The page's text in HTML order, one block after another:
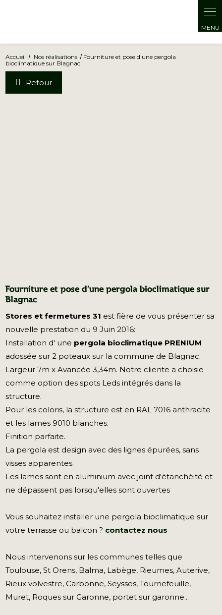
Accueil Nos réalisations
Fourniture et pose d'une pergola
bioclimatique sur Blagnac
Retour
Fourniture et pose d'une pergola bioclimatique sur
Blagnac
Stores et fermetures 31 est fière de vous présenter sa
nouvelle prestation du 9 Juin 2016:
Installation d' une pergola bioclimatique PRENIUM
adossée sur 2 poteaux sur la commune de Blagnac.
Largeur 7m x Avancée 3,34m. Notre cliente a choisie
comme option des spots Leds intégrés dans la
structure.
Pour les coloris, la structure est en RAL 7016 anthracite
et les lames 9010 blanches.
Finition parfaite.
La pergola est design avec des lignes épurées, sans
visses apparentes.
Les lames sont en aluminium avec joint d'étanchéité et
ne dépassent pas lorsqu'elles sont ouvertes
Vous souhaitez installer une pergola bioclimatique sur
votre terrasse ou balcon ? contactez nous
Nous intervenons sur les communes telles que
Toulouse, St Orens, Balma, Labège, Rieumes, Auterive,
Rieux volvestre, Carbonne, Seysses, Tournefeuille,
Muret, Roques sur Garonne, portet sur garonne...